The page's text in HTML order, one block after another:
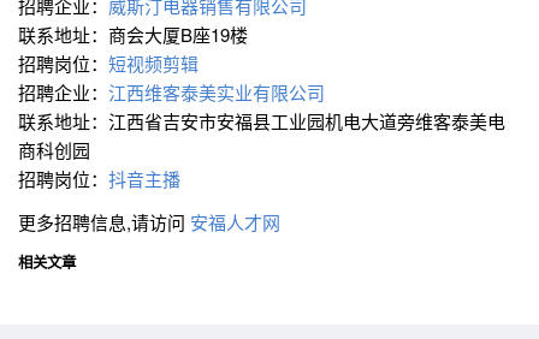
招聘企业： 威斯汀电器销售有限公司
联系地址：商会大厦B座19楼
招聘岗位： 短视频剪辑
招聘企业： 江西维客泰美实业有限公司
联系地址：江西省吉安市安福县工业园机电大道旁维客泰美电
商科创园
招聘岗位： 抖音主播
更多招聘信息,请访问 安福人才网
相关文章